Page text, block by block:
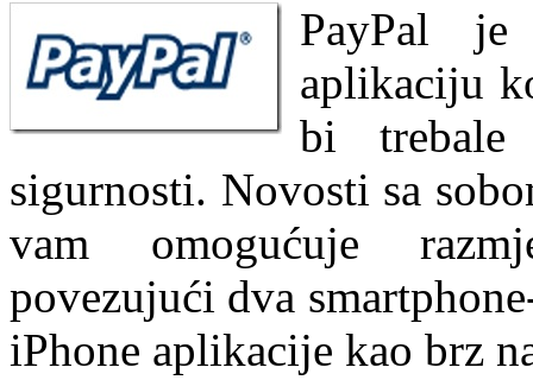
PayPal je
aplikaciju
bi
sigurnosti. Novosti sa
vam omogućuje
povezujući dva
iPhone aplikacije kao brz